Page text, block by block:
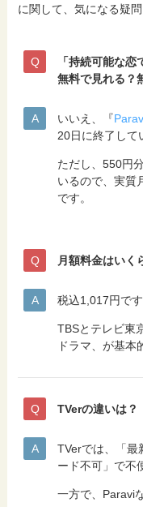
に関して、気になる疑
「持続可能な
無料で見れる？
いいえ、『
20日に終了して
ただし、550円
いるので、実質
です。
月額料金はいく
税込1,017円です
TBSとテレビ東
ドラマ、が基本
TVerの違いは？
TVerでは、「最
ード不可」で不
一方で、Paravi